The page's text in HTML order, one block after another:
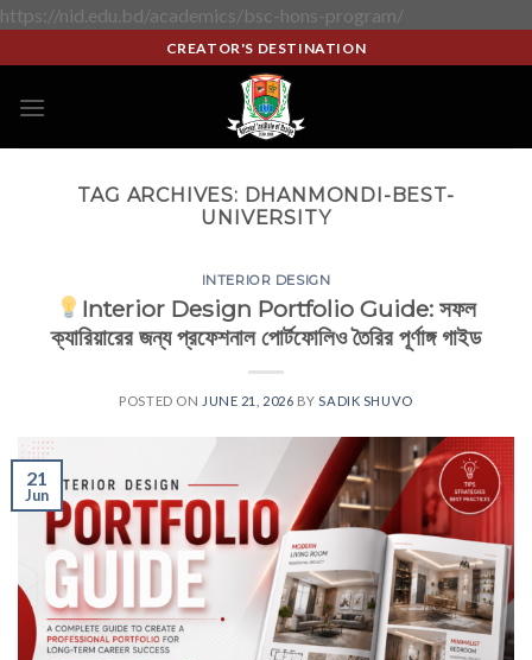
https://nid.edu.bd/academics/bsc-hons-program/
CREATOR'S DESTINATION
TAG ARCHIVES: DHANMONDI-BEST-
UNIVERSITY
INTERIOR DESIGN
Interior Design Portfolio Guide: সফল
ক্যারিয়ারের জন্য প্রফেশনাল পোর্টফোলিও তৈরির পূর্ণাঙ্গ গাইড
POSTED ON JUNE 21, 2026 BY SADIK SHUVO
21
Jun